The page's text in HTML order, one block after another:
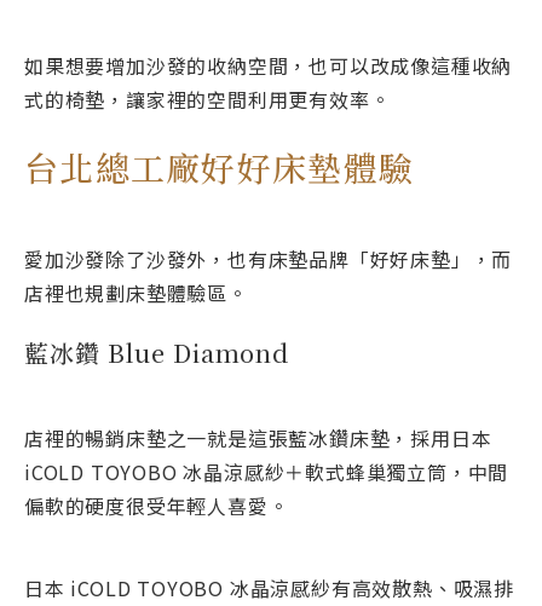
如果想要增加沙發的收納空間，也可以改成像這種收納
式的椅墊，讓家裡的空間利用更有效率。
台北總工廠好好床墊體驗
愛加沙發除了沙發外，也有床墊品牌「好好床墊」，而
店裡也規劃床墊體驗區。
藍冰鑽 Blue Diamond
店裡的暢銷床墊之一就是這張藍冰鑽床墊，採用日本
iCOLD TOYOBO 冰晶涼感紗＋軟式蜂巢獨立筒，中間
偏軟的硬度很受年輕人喜愛。
日本 iCOLD TOYOBO 冰晶涼感紗有高效散熱、吸濕排